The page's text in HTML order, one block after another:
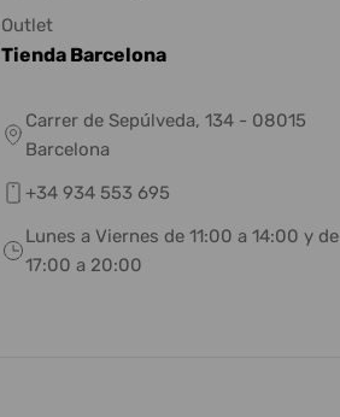
Outlet
Tienda Barcelona
Carrer de Sepúlveda, 134 - 08015
Barcelona
+34 934 553 695
Lunes a Viernes de 11:00 a 14:00 y de
17:00 a 20:00